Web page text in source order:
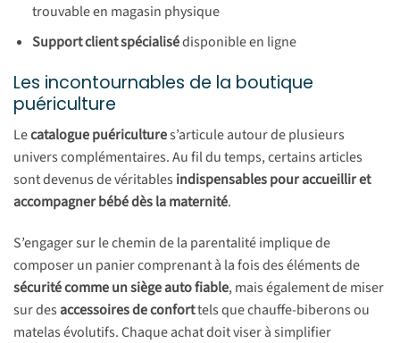
trouvable en magasin physique
Support client spécialisédisponible en ligne
Les incontournables de la boutique
puériculture
Lecatalogue puéricultures’articule autour de plusieurs
univers complémentaires. Au fil du temps, certains articles
sont devenus de véritables indispensables pour accueillir et
accompagner bébé dès la maternité.
S’engager sur le chemin de la parentalité implique de
composer un panier comprenant à la fois des éléments de
sécurité comme un siège auto fiable, mais également de miser
sur desaccessoires de conforttels que chauffe-biberons ou
matelas évolutifs. Chaque achat doit viser à simplifier